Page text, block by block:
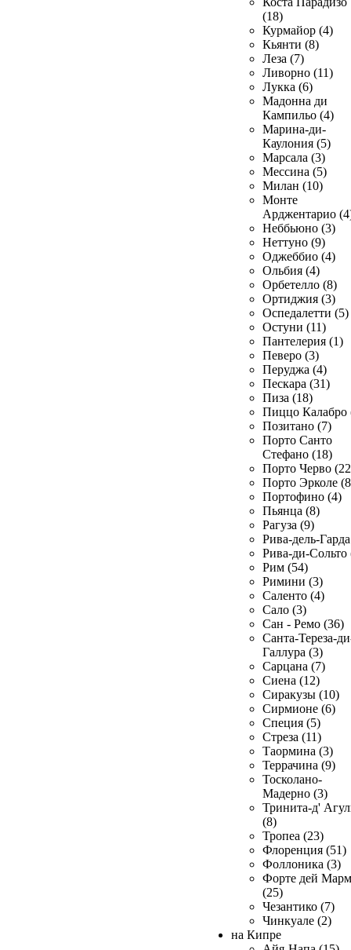
(18)
Курмайор (4)
Кьянти (8)
Леза (7)
Ливорно (11)
Лукка (6)
Мадонна ди
Кампильо (4)
Марина-ди-
Каулония (5)
Марсала (3)
Мессина (5)
Милан (10)
Монте
Арджентарио
Неббьюно (3)
Неттуно (9)
Оджеббио (4)
Ольбия (4)
Орбетелло (8)
Ортиджия (3)
Оспедалетти (5)
Остуни (11)
Пантелерия (1)
Певеро (3)
Перуджа (4)
Пескара (31)
Пиза (18)
Пиццо Калабро
Позитано (7)
Порто Санто
Стефано (18)
Порто Черво
Порто Эрколе
Портофино (4)
Пьянца (8)
Рагуза (9)
Рива-дель-
Рива-ди-Сольто
Рим (54)
Римини (3)
Саленто (4)
Сало (3)
Сан - Ремо (36)
Санта-Тереза-
Галлура (3)
Сарцана (7)
Сиена (12)
Сиракузы (10)
Сирмионе (6)
Специя (5)
Стреза (11)
Таормина (3)
Террачина (9)
Тосколано-
Мадерно (3)
Тринита-д'
(8)
Тропеа (23)
Флоренция (51)
Фоллоника (3)
Форте дей
(25)
Чезантико (7)
Чинкуале (2)
на Кипре